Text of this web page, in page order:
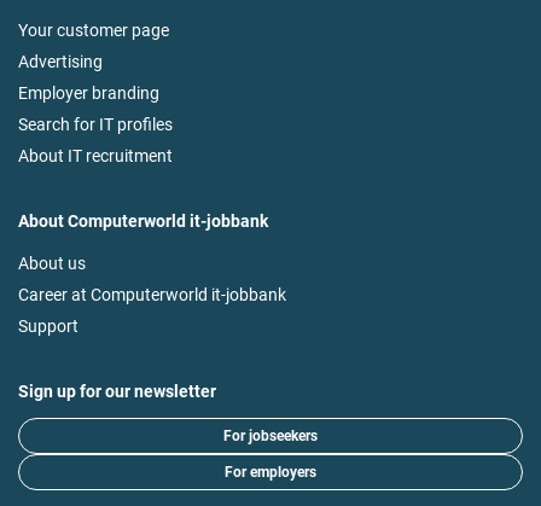
Your customer page
Advertising
Employer branding
Search for IT profiles
About IT recruitment
About Computerworld it-jobbank
About us
Career at Computerworld it-jobbank
Support
Sign up for our newsletter
For jobseekers
For employers